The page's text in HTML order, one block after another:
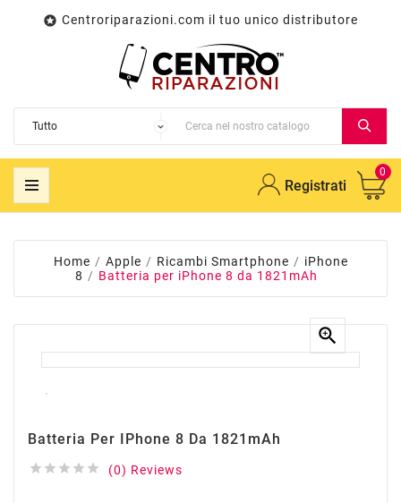
 Centroriparazioni.com il tuo unico distributore
Registrati
0
Home Apple Ricambi Smartphone
iPhone
8
Batteria per iPhone 8 da 1821mAh

Batteria Per IPhone 8 Da 1821mAh
     (0) Reviews